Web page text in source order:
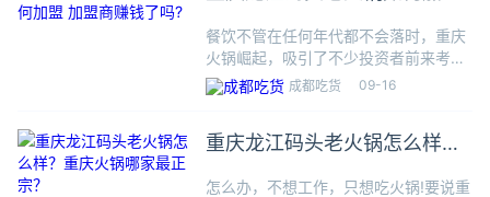
餐饮不管在任何年代都不会落时，重庆
火锅崛起，吸引了不少投资者前来考
察。现在全国各地都能看到重庆火锅的
身影，而不少投资者可能会想，我现在
随重庆龙江码头老火锅来看看，这些
成都吃货 09-16
重庆龙江码头老火锅怎么样？
怎么办，不想工作，只想吃火锅!要说重